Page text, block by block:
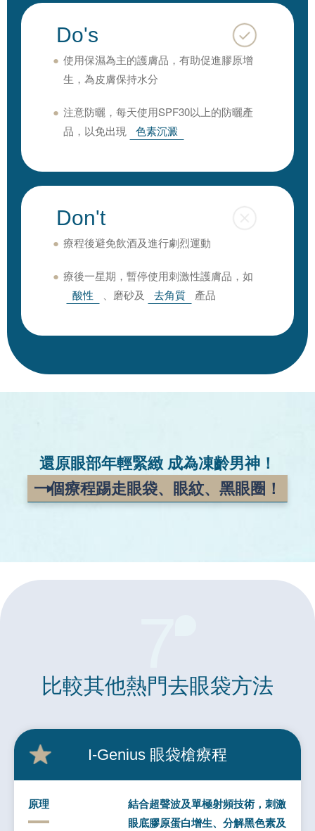
Do's
使用保濕為主的護膚品，有助促進膠原增
生，為皮膚保持水分
注意防曬，每天使用SPF30以上的防曬產
品，以免出現
色素沉澱
Don't
療程後避免飲酒及進行劇烈運動
療後一星期，暫停使用刺激性護膚品，如
酸性
、磨砂及 去角質 產品
還原眼部年輕緊緻 成為凍齡男神！
一個療程踢走眼袋、
眼紋、黑眼圈！
比較其他熱門去眼袋方法
I-Genius 眼袋槍療程
原理
結合超聲波及單極射頻技術，刺激
眼底膠原蛋白增生、分解黑色素及